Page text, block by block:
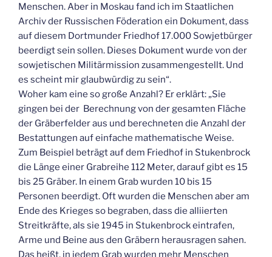
Menschen. Aber in Moskau fand ich im Staatlichen
Archiv der Russischen Föderation ein Dokument, dass
auf diesem Dortmunder Friedhof 17.000 Sowjetbürger
beerdigt sein sollen. Dieses Dokument wurde von der
sowjetischen Militärmission zusammengestellt. Und
es scheint mir glaubwürdig zu sein“.
Woher kam eine so große Anzahl? Er erklärt: „Sie
gingen bei der Berechnung von der gesamten Fläche
der Gräberfelder aus und berechneten die Anzahl der
Bestattungen auf einfache mathematische Weise.
Zum Beispiel beträgt auf dem Friedhof in Stukenbrock
die Länge einer Grabreihe 112 Meter, darauf gibt es 15
bis 25 Gräber. In einem Grab wurden 10 bis 15
Personen beerdigt. Oft wurden die Menschen aber am
Ende des Krieges so begraben, dass die alliierten
Streitkräfte, als sie 1945 in Stukenbrock eintrafen,
Arme und Beine aus den Gräbern herausragen sahen.
Das heißt, in jedem Grab wurden mehr Menschen